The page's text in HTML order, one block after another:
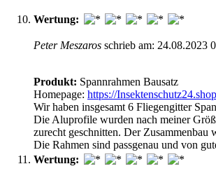
Wertung:
Peter Meszaros schrieb am: 24.08.2023
Produkt: Spannrahmen Bausatz
Homepage: https://Insektenschutz24.shop
Wir haben insgesamt 6 Fliegengitter
Die Aluprofile wurden nach meiner
zurecht geschnitten. Der Zusammenbau
Die Rahmen sind passgenau und von
Wertung: